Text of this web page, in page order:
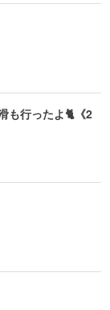
も行ったよ🐈《2